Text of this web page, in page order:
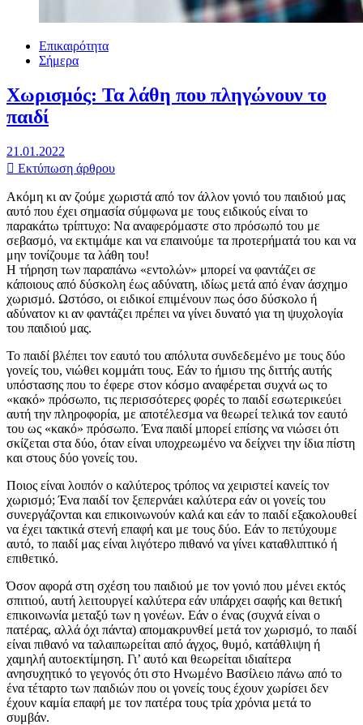
Επικαιρότητα
Σήμερα
Χωρισμός: Τα λάθη που πληγώνουν το
παιδί
21.01.2022
Εκτύπωση άρθρου
Ακόμη κι αν ζούμε χωριστά από τον άλλον γονιό του παιδιού μας
αυτό που έχει σημασία σύμφωνα με τους ειδικούς είναι το
παρακάτω τρίπτυχο: Να αναφερόμαστε στο πρόσωπό του με
σεβασμό, να εκτιμάμε και να επαινούμε τα προτερήματά του και να
μην τονίζουμε τα λάθη του!
Η τήρηση των παραπάνω «εντολών» μπορεί να φαντάζει σε
κάποιους από δύσκολη έως αδύνατη, ιδίως μετά από έναν άσχημο
χωρισμό. Ωστόσο, οι ειδικοί επιμένουν πως όσο δύσκολο ή
αδύνατον κι αν φαντάζει πρέπει να γίνει δυνατό για τη ψυχολογία
του παιδιού μας.
Το παιδί βλέπει τον εαυτό του απόλυτα συνδεδεμένο με τους δύο
γονείς του, νιώθει κομμάτι τους. Εάν το ήμισυ της διττής αυτής
υπόστασης που το έφερε στον κόσμο αναφέρεται συχνά ως το
«κακό» πρόσωπο, τις περισσότερες φορές το παιδί εσωτερικεύει
αυτή την πληροφορία, με αποτέλεσμα να θεωρεί τελικά τον εαυτό
του ως «κακό» πρόσωπο. Ένα παιδί μπορεί επίσης να νιώσει ότι
σκίζεται στα δύο, όταν είναι υποχρεωμένο να δείχνει την ίδια πίστη
και στους δύο γονείς του.
Ποιος είναι λοιπόν ο καλύτερος τρόπος να χειριστεί κανείς τον
χωρισμό; Ένα παιδί τον ξεπερνάει καλύτερα εάν οι γονείς του
συνεργάζονται και επικοινωνούν καλά και εάν το παιδί εξακολουθεί
να έχει τακτικά στενή επαφή και με τους δύο. Εάν το πετύχουμε
αυτό, το παιδί μας είναι λιγότερο πιθανό να γίνει καταθλιπτικό ή
επιθετικό.
Όσον αφορά στη σχέση του παιδιού με τον γονιό που μένει εκτός
σπιτιού, αυτή λειτουργεί καλύτερα εάν υπάρχει σαφής και θετική
επικοινωνία μεταξύ των η γονέων. Εάν ο ένας (συχνά είναι ο
πατέρας, αλλά όχι πάντα) απομακρυνθεί μετά τον χωρισμό, το παιδί
είναι πιθανό να ταλαιπωρείται από άγχος, θυμό, κατάθλιψη ή
χαμηλή αυτοεκτίμηση. Γι’ αυτό και θεωρείται ιδιαίτερα
ανησυχητικό το γεγονός ότι στο Ηνωμένο Βασίλειο πάνω από το
ένα τέταρτο των παιδιών που οι γονείς τους έχουν χωρίσει δεν
έχουν καμία επαφή με τον πατέρα τους τρία χρόνια μετά το
συμβάν.